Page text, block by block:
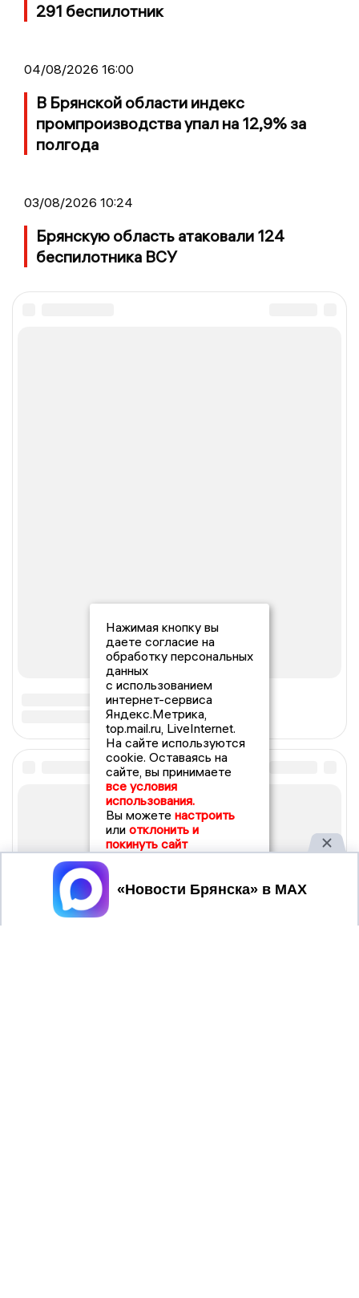
291 беспилотник
04/08/2026 16:00
В Брянской области индекс
промпроизводства упал на 12,9% за
полгода
03/08/2026 10:24
Брянскую область атаковали 124
беспилотника ВСУ
Нажимая кнопку вы
даете согласие на
обработку персональных
данных
с использованием
интернет-сервиса
Яндекс.Метрика,
top.mail.ru, LiveInternet.
На сайте используются
cookie. Оставаясь на
сайте, вы принимаете
все условия
использования.
Вы можете настроить
или отклонить и
покинуть сайт
Принять